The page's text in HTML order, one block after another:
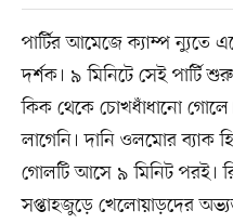
পার্টির আমেজে ক্যাম্প ন্যুতে
দর্শক। ৯ মিনিটে সেই পার্টি
কিক থেকে চোখধাঁধানো
লাগেনি। দানি ওলমোর ব্যাক
গোলটি আসে ৯ মিনিট পরই।
সপ্তাহজুড়ে খেলোয়াড়দের